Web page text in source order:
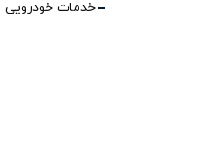
خدمات خودرویی